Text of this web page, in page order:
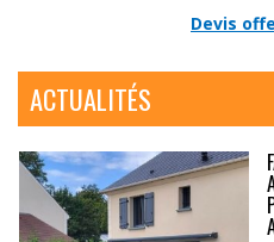
Devis
ACTUALITÉS